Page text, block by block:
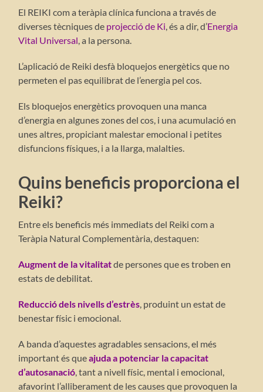
El REIKI com a teràpia clínica funciona a través de
diverses tècniques de projecció de Ki , és a dir, d’Energia
Vital Universal , a la persona.
L’aplicació de Reiki desfà bloquejos energètics que no
permeten el pas equilibrat de l’energia pel cos.
Els bloquejos energètics provoquen una manca
d’energia en algunes zones del cos, i una acumulació en
unes altres, propiciant malestar emocional i petites
disfuncions físiques, i a la llarga, malalties.
Quins beneficis proporciona el
Reiki?
Entre els beneficis més immediats del Reiki com a
Teràpia Natural Complementària, destaquen:
Augment de la vitalitatde persones que es troben en
estats de debilitat.
Reducció dels nivells d’estrès , produint un estat de
benestar físic i emocional.
A banda d’aquestes agradables sensacions, el més
important és queajuda a potenciar la capacitat
d’autosanació , tant a nivell físic, mental i emocional,
afavorint l’alliberament de les causes que provoquen la